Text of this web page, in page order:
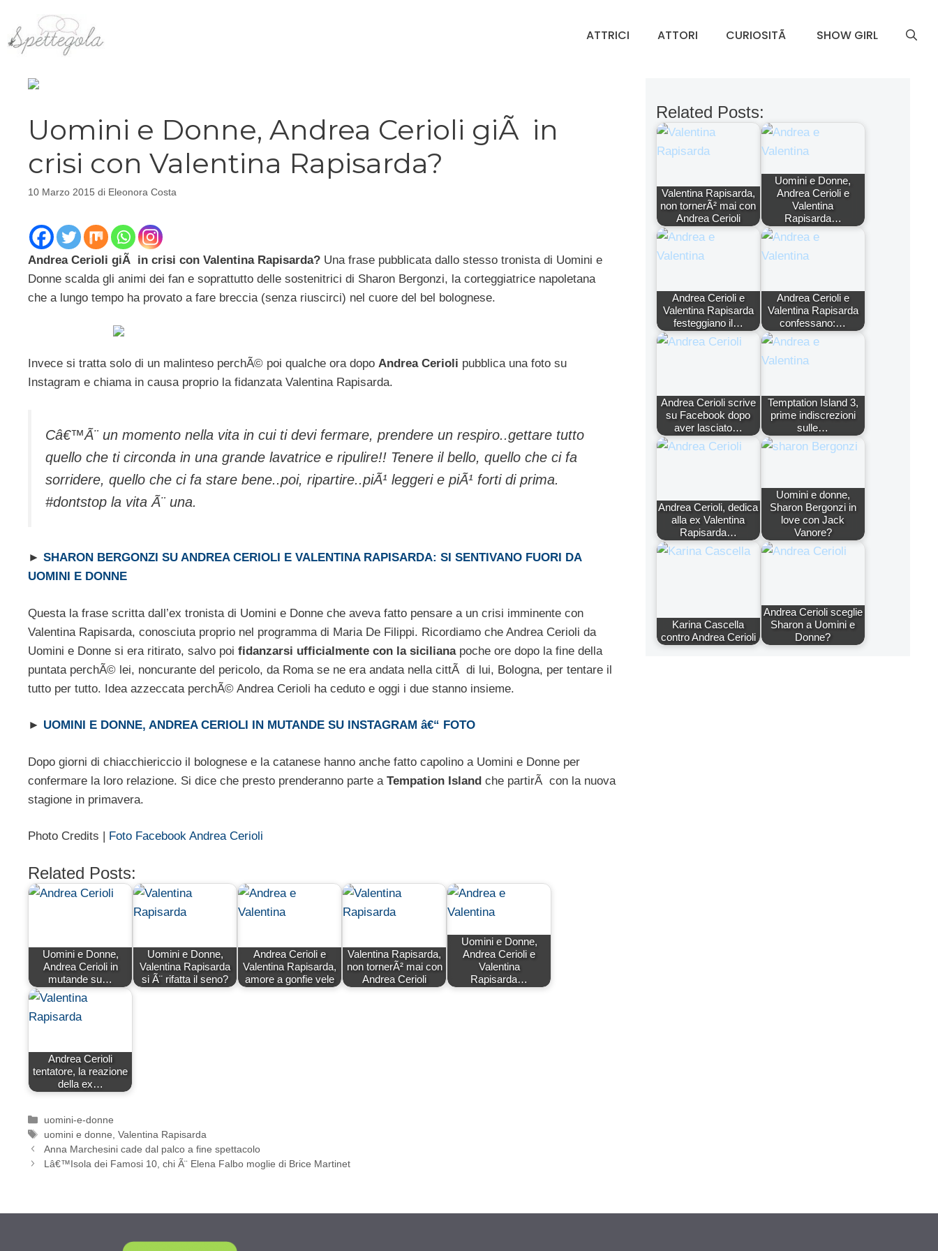
contenuto
ATTRICI ATTORI CURIOSITÃ SHOW GIRL
Uomini e Donne, Andrea Cerioli giÃ in
crisi con Valentina Rapisarda?
10 Marzo 2015 di Eleonora Costa
Andrea Cerioli giÃ in crisi con Valentina Rapisarda? Una frase pubblicata dallo stesso tronista di Uomini e
Donne scalda gli animi dei fan e soprattutto delle sostenitrici di Sharon Bergonzi, la corteggiatrice napoletana
che a lungo tempo ha provato a fare breccia (senza riuscirci) nel cuore del bel bolognese.
Invece si tratta solo di un malinteso perchÃ© poi qualche ora dopo Andrea Cerioli pubblica una foto su
Instagram e chiama in causa proprio la fidanzata Valentina Rapisarda.
Câ€™Ã¨ un momento nella vita in cui ti devi fermare, prendere un respiro..gettare tutto
quello che ti circonda in una grande lavatrice e ripulire!! Tenere il bello, quello che ci fa
sorridere, quello che ci fa stare bene..poi, ripartire..piÃ¹ leggeri e piÃ¹ forti di prima.
#dontstop la vita Ã¨ una.
► SHARON BERGONZI SU ANDREA CERIOLI E VALENTINA RAPISARDA: SI SENTIVANO FUORI DA
UOMINI E DONNE
Questa la frase scritta dall’ex tronista di Uomini e Donne che aveva fatto pensare a un crisi imminente con
Valentina Rapisarda, conosciuta proprio nel programma di Maria De Filippi. Ricordiamo che Andrea Cerioli da
Uomini e Donne si era ritirato, salvo poi fidanzarsi ufficialmente con la siciliana poche ore dopo la fine della
puntata perchÃ© lei, noncurante del pericolo, da Roma se ne era andata nella cittÃ di lui, Bologna, per tentare il
tutto per tutto. Idea azzeccata perchÃ© Andrea Cerioli ha ceduto e oggi i due stanno insieme.
► UOMINI E DONNE, ANDREA CERIOLI IN MUTANDE SU INSTAGRAM â€“ FOTO
Dopo giorni di chiacchiericcio il bolognese e la catanese hanno anche fatto capolino a Uomini e Donne per
confermare la loro relazione. Si dice che presto prenderanno parte a Tempation Island che partirÃ con la nuova
stagione in primavera.
Photo Credits | Foto Facebook Andrea Cerioli
Related Posts:
Uomini e Donne,
Andrea Cerioli in
mutande su…
Uomini e Donne,
Valentina Rapisarda
si Ã¨ rifatta il seno?
Andrea Cerioli e
Valentina Rapisarda,
amore a gonfie vele
Valentina Rapisarda,
non tornerÃ² mai con
Andrea Cerioli
Uomini e Donne,
Andrea Cerioli e
Valentina
Rapisarda…
Andrea Cerioli
tentatore, la reazione
della ex…
Categorie
uomini-e-donne
Tag
uomini e donne ,Valentina Rapisarda
Anna Marchesini cade dal palco a fine spettacolo
Lâ€™Isola dei Famosi 10, chi Ã¨ Elena Falbo moglie di Brice Martinet
Related Posts:
Valentina Rapisarda,
non tornerÃ² mai con
Andrea Cerioli
Uomini e Donne,
Andrea Cerioli e
Valentina
Rapisarda…
Andrea Cerioli e
Valentina Rapisarda
festeggiano il…
Andrea Cerioli e
Valentina Rapisarda
confessano:…
Andrea Cerioli scrive
su Facebook dopo
aver lasciato…
Temptation Island 3,
prime indiscrezioni
sulle…
Andrea Cerioli, dedica
alla ex Valentina
Rapisarda…
Uomini e donne,
Sharon Bergonzi in
love con Jack
Vanore?
Karina Cascella
contro Andrea Cerioli
Andrea Cerioli sceglie
Sharon a Uomini e
Donne?